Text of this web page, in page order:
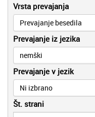
Vrsta prevajanja
Prevajanje besedila
Prevajanje iz jezika
nemški
Prevajanje v jezik
Ni izbrano
Št. strani